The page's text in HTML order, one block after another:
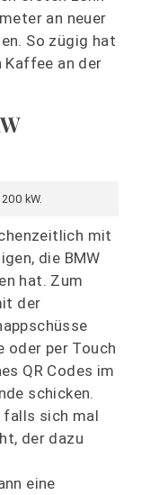
an neuer
So zügig hat
Kaffee an der
kW.
mit
die BMW
hat. Zum
der
oder per Touch
QR Codes im
schicken.
falls sich mal
der dazu
eine